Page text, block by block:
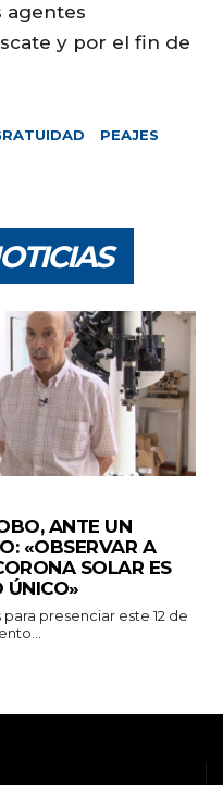
agentes
y por el fin de
PEAJES
ANTE UN
«OBSERVAR A
SOLAR ES
ÚNICO»
presenciar este 12 de